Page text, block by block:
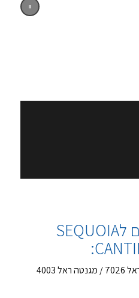
צבעים זמינים לSEQUOIA
4003